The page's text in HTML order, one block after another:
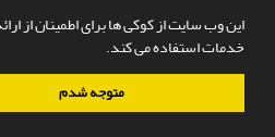
این وب سایت از کوکی ها برای اطمینان از
خدمات استفاده می کند.
متوجه شدم
سامانه مدیریت نشریات علمی.طراحی و